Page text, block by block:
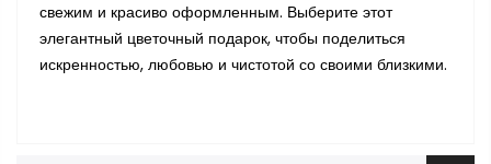
свежим и красиво оформленным. Выберите этот
элегантный цветочный подарок, чтобы поделиться
искренностью, любовью и чистотой со своими близкими.